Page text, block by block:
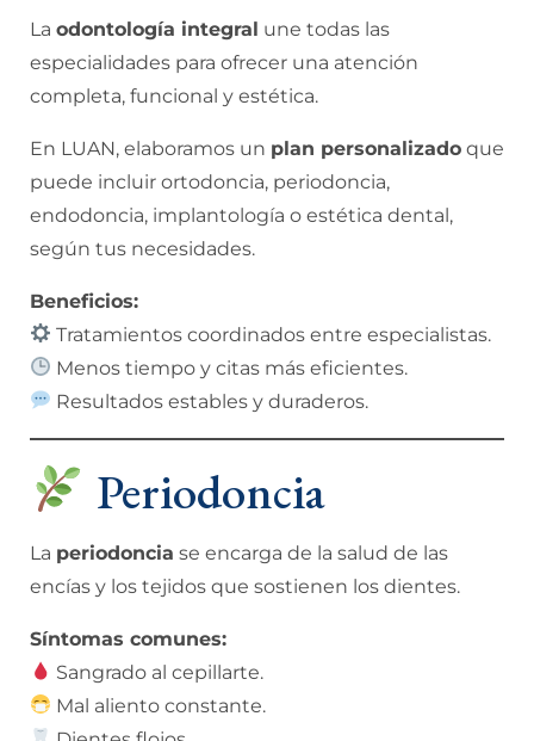
La odontología integral une todas las
especialidades para ofrecer una atención
completa, funcional y estética.
En LUAN, elaboramos un plan personalizado que
puede incluir ortodoncia, periodoncia,
endodoncia, implantología o estética dental,
según tus necesidades.
Beneficios:
Tratamientos coordinados entre especialistas.
Menos tiempo y citas más eficientes.
Resultados estables y duraderos.
Periodoncia
La periodoncia se encarga de la salud de las
encías y los tejidos que sostienen los dientes.
Síntomas comunes:
Sangrado al cepillarte.
Mal aliento constante.